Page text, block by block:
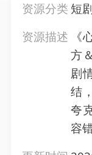
资源分类 短
资源描述
方
剧
结
夸
容